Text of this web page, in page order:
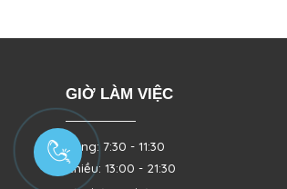
GIỜ LÀM VIỆC
Sáng: 7:30 - 11:30
Chiều: 13:00 - 21:30